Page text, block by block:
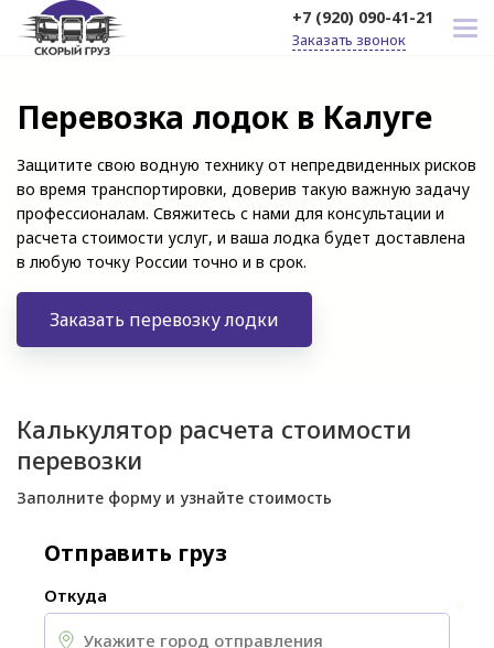
+7 (920) 090-41-21
Заказать звонок
Перевозка лодок в Калуге
Защитите свою водную технику от непредвиденных рисков
во время транспортировки, доверив такую важную задачу
профессионалам. Свяжитесь с нами для консультации и
расчета стоимости услуг, и ваша лодка будет доставлена
в любую точку России точно и в срок.
Заказать перевозку лодки
Калькулятор расчета стоимости
перевозки
Заполните форму и узнайте стоимость
Отправить груз
Откуда